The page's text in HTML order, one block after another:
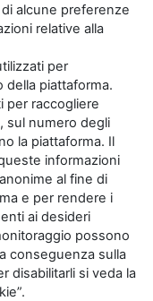
alcune preferenze
relative alla
per
della piattaforma.
per raccogliere
sul numero degli
la piattaforma. Il
informazioni
al fine di
e per rendere i
ai desideri
possono
conseguenza sulla
disabilitarli si veda la